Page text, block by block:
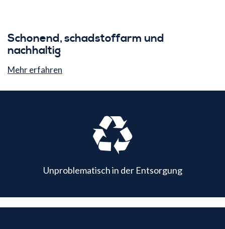
Schonend, schadstoffarm und
nachhaltig
Mehr erfahren
Unproblematisch in der Entsorgung